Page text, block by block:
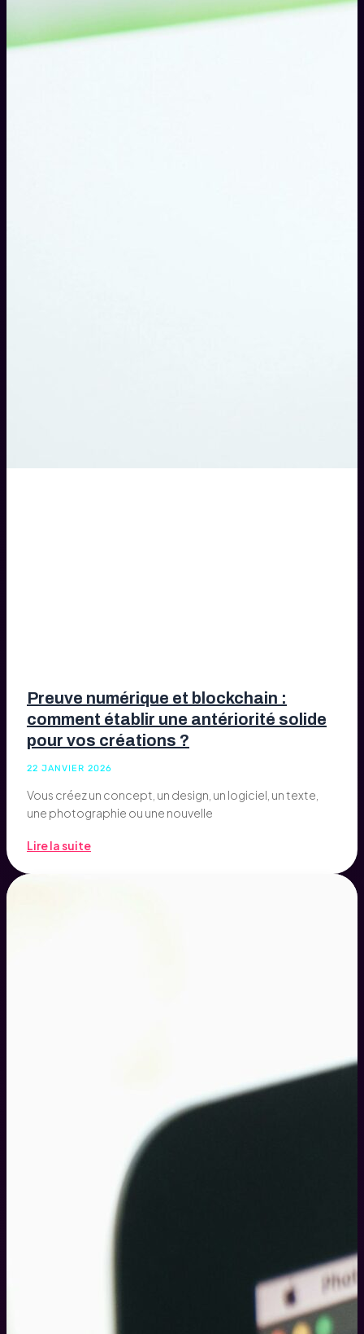
Preuve numérique et blockchain :
comment établir une antériorité solide
pour vos créations ?
22 JANVIER 2026
Vous créez un concept, un design, un logiciel, un texte,
une photographie ou une nouvelle
Lire la suite